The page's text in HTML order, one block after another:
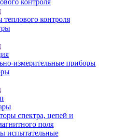
контроля
контроля
измерительные приборы
спектра, цепей и
поля
испытательные